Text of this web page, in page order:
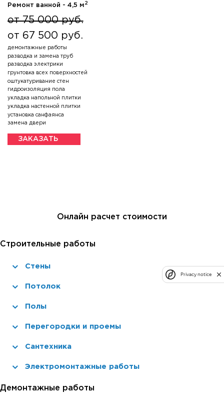
Ремонт ванной - 4,5 м 2
от 75 000 руб.
от 67 500 руб.
демонтажные работы
разводка и замена труб
разводка электрики
грунтовка всех поверхностей
оштукатуривание стен
гидроизоляция пола
укладка напольной плитки
укладка настенной плитки
установка санфаянса
замена двери
ЗАКАЗАТЬ
Онлайн расчет стоимости
Строительные работы
Стены
Потолок
Полы
Перегородки и проемы
Сантехника
Электромонтажные работы
Демонтажные работы
Privacy notice